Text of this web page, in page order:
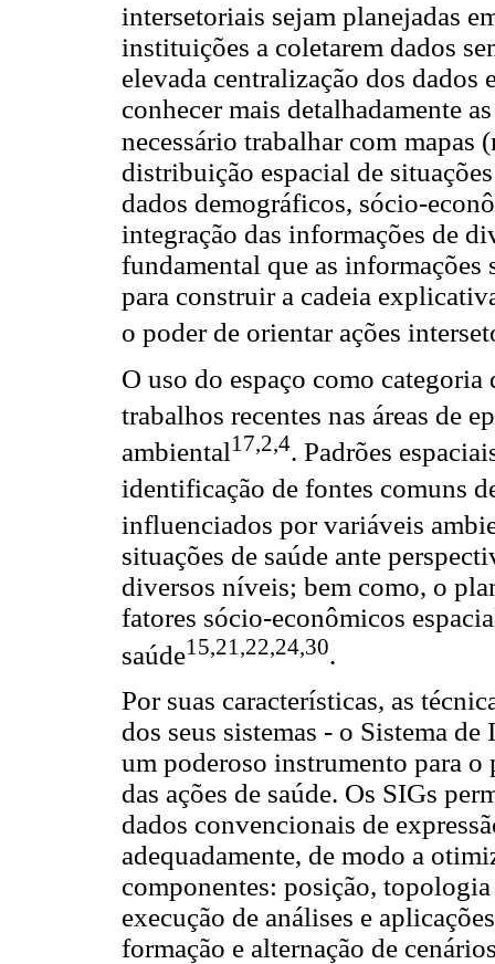
intersetoriais sejam planejadas
instituições a coletarem dados
elevada centralização dos dados
conhecer mais detalhadamente
necessário trabalhar com mapas
distribuição espacial de
dados demográficos, sócio-
integração das informações de
fundamental que as
para construir a cadeia
o poder de orientar ações
O uso do espaço como
trabalhos recentes nas áreas de
ambiental17,2,4. Padrões
identificação de fontes comuns
influenciados por variáveis
situações de saúde ante
diversos níveis; bem como, o
fatores sócio-econômicos
saúde15 21 22 24 30.
Por suas características, as
dos seus sistemas - o Sistema
um poderoso instrumento para
das ações de saúde. Os SIGs
dados convencionais de
adequadamente, de modo a
componentes: posição,
execução de análises e
formação e alternação de